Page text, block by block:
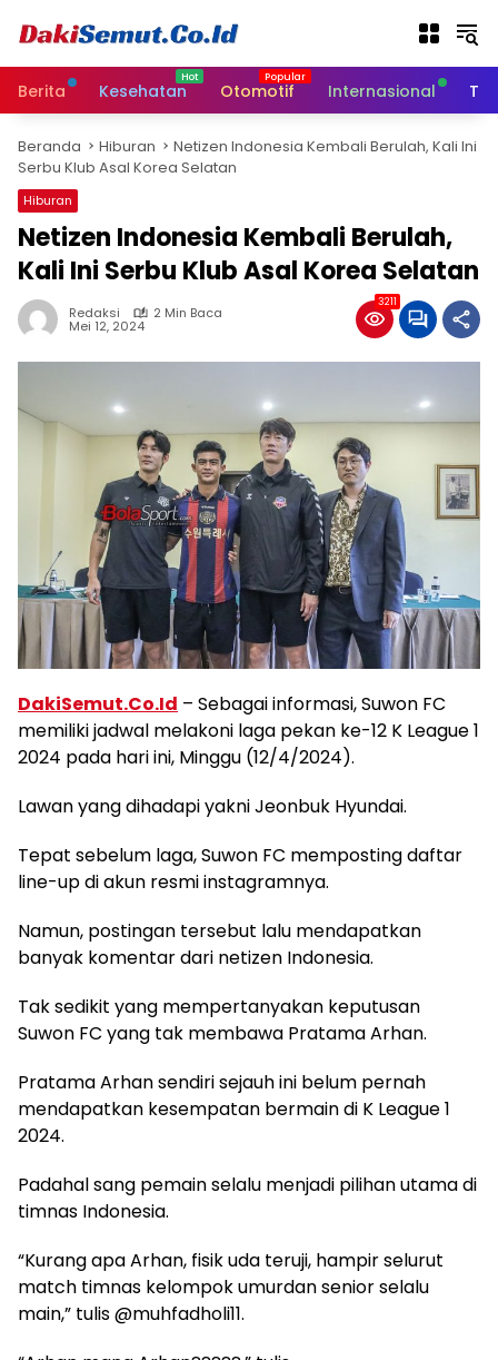
Berita Kesehatan Otomotif Internasional
Beranda Hiburan
Netizen Indonesia Kembali Berulah, Kali Ini
Serbu Klub Asal Korea Selatan
Hiburan
Netizen Indonesia Kembali Berulah,
Kali Ini Serbu Klub Asal Korea Selatan
Redaksi 2 Min Baca
Mei 12, 2024
3211
DakiSemut.Co.Id – Sebagai informasi, Suwon FC
memiliki jadwal melakoni laga pekan ke-12 K League 1
2024 pada hari ini, Minggu (12/4/2024).
Lawan yang dihadapi yakni Jeonbuk Hyundai.
Tepat sebelum laga, Suwon FC memposting daftar
line-up di akun resmi instagramnya.
Namun, postingan tersebut lalu mendapatkan
banyak komentar dari netizen Indonesia.
Tak sedikit yang mempertanyakan keputusan
Suwon FC yang tak membawa Pratama Arhan.
Pratama Arhan sendiri sejauh ini belum pernah
mendapatkan kesempatan bermain di K League 1
2024.
Padahal sang pemain selalu menjadi pilihan utama di
timnas Indonesia.
“Kurang apa Arhan, fisik uda teruji, hampir selurut
match timnas kelompok umurdan senior selalu
main,” tulis @muhfadholi11.